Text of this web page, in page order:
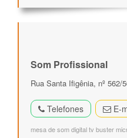
Som Profissional
Rua Santa Ifigênia, nº
Telefones E-
mesa de som digital tv buster